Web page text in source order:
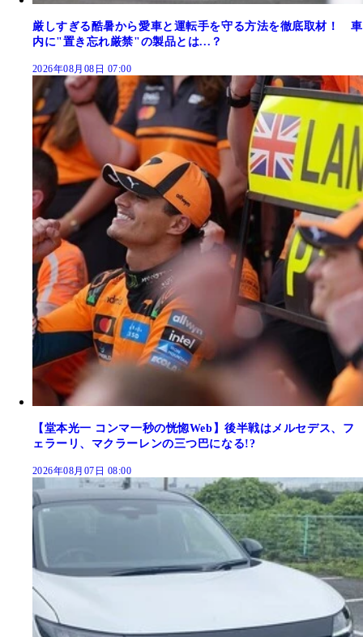
厳しすぎる酷暑から愛車と運転手を守る方法を徹底取材！ 車
内に"置き忘れ厳禁"の製品とは...？
2026年08月08日 07:00
【堂本光一 コンマ一秒の恍惚Web】後半戦はメルセデス、フ
ェラーリ、マクラーレンの三つ巴になる!?
2026年08月07日 08:00